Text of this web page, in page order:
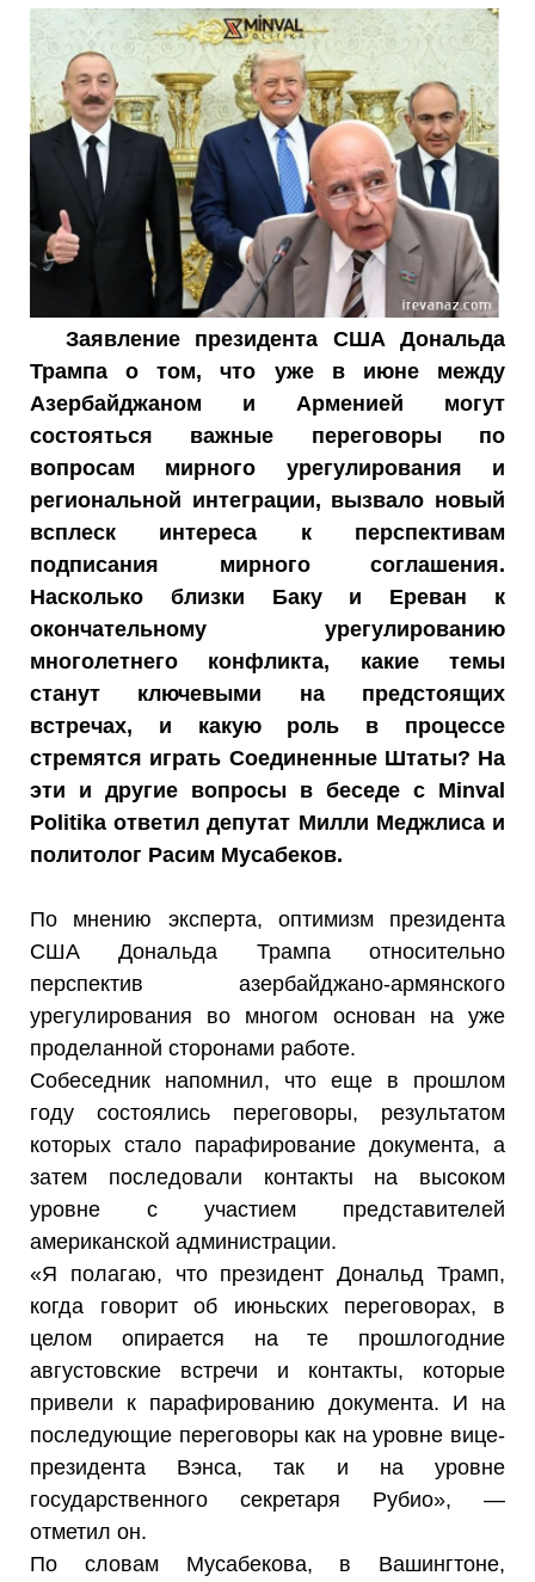
Заявление президента США Дональда
Трампа о том, что уже в июне между
Азербайджаном и Арменией могут
состояться важные переговоры по
вопросам мирного урегулирования и
региональной интеграции, вызвало новый
всплеск интереса к перспективам
подписания мирного соглашения.
Насколько близки Баку и Ереван к
окончательному урегулированию
многолетнего конфликта, какие темы
станут ключевыми на предстоящих
встречах, и какую роль в процессе
стремятся играть Соединенные Штаты? На
эти и другие вопросы в беседе с Minval
Politika ответил депутат Милли Меджлиса и
политолог Расим Мусабеков.
По мнению эксперта, оптимизм президента
США Дональда Трампа относительно
перспектив азербайджано-армянского
урегулирования во многом основан на уже
проделанной сторонами работе.
Собеседник напомнил, что еще в прошлом
году состоялись переговоры, результатом
которых стало парафирование документа, а
затем последовали контакты на высоком
уровне с участием представителей
американской администрации.
«Я полагаю, что президент Дональд Трамп,
когда говорит об июньских переговорах, в
целом опирается на те прошлогодние
августовские встречи и контакты, которые
привели к парафированию документа. И на
последующие переговоры как на уровне вице-
президента Вэнса, так и на уровне
государственного секретаря Рубио», —
отметил он.
По словам Мусабекова, в Вашингтоне,